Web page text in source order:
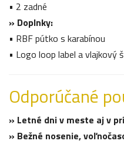
• 2 zadné
» Doplnky:
• RBF pútko s karabínou
• Logo loop label a vlajkový
Odporúčané
» Letné dni v meste aj v
» Bežné nosenie,